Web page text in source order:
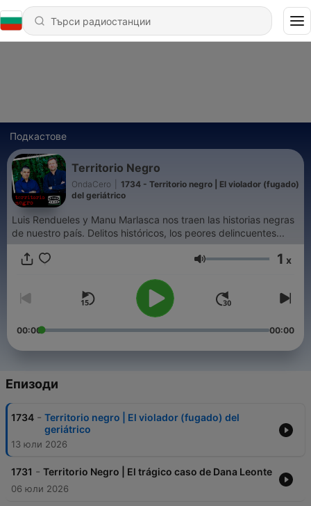
Подкастове
Territorio Negro
OndaCero
1734 - Territorio negro | El violador (fugado)
del geriátrico
Luis Rendueles y Manu Marlasca nos traen las historias negras
de nuestro país. Delitos históricos, los peores delincuentes...
Сила на звука
1 x
00:00 00:00
Епизоди
1734 - Territorio negro | El violador (fugado) del
geriátrico
13 юли 2026
1731 - Territorio Negro | El trágico caso de Dana Leonte
06 юли 2026